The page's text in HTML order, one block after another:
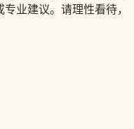
业建议。请理性看待，